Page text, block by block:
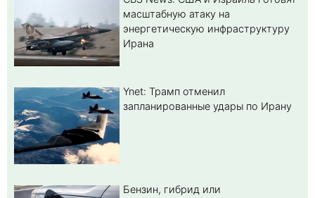
масштабную атаку на
энергетическую инфраструктуру
Ирана
Ynet: Трамп отменил
запланированные удары по Ирану
Бензин, гибрид или